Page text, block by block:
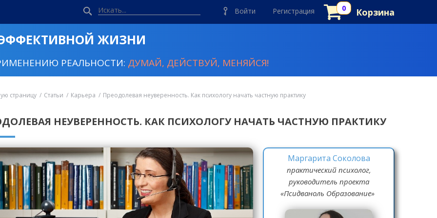
Войти Регистрация Корзина
ЖИЗНИ
РЕАЛЬНОСТИ: ДУМАЙ, ДЕЙСТВУЙ, МЕНЯЙСЯ!
страницу Статьи Карьера Преодолевая неуверенность. Как психологу начать частную практику
НЕУВЕРЕННОСТЬ. КАК ПСИХОЛОГУ НАЧАТЬ ЧАСТНУЮ ПРАКТИКУ
Маргарита Соколова
практический психолог,
руководитель проекта
«Псидваноль Образование»